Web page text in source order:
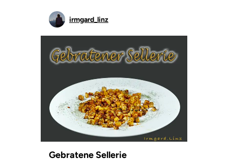
irmgard_linz
Gebratene Sellerie